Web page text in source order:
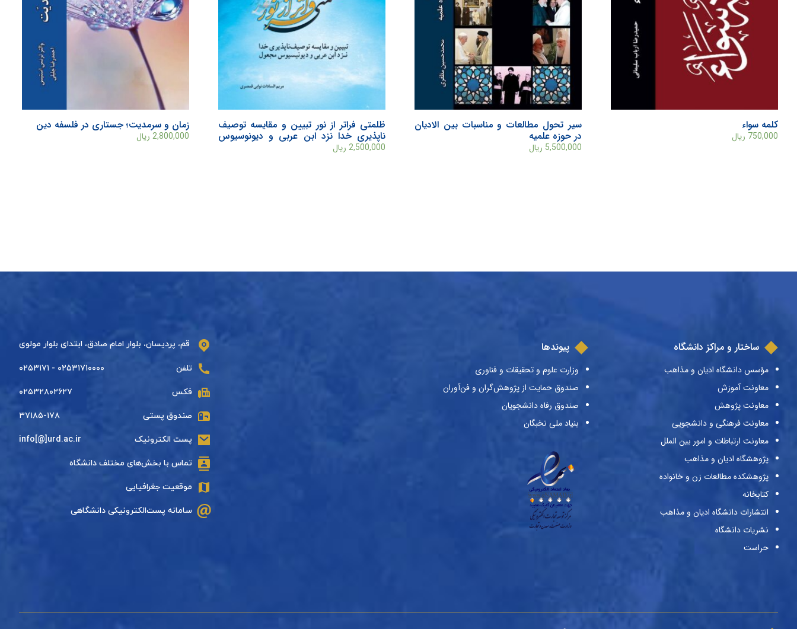
کلمه سواء
750,000 ریال
سیر تحول مطالعات و مناسبات بین الادیان
در حوزه علمیه
5,500,000 ریال
ظلمتی فراتر از نور تبیین و مقایسه توصیف
ناپذیری خدا نزد ابن عربی و دیونوسیوس
مجعول
2,500,000 ریال
زمان و سرمدیت؛ جستاری در فلسفه دین
2,800,000 ریال
ساختار و مراکز دانشگاه
مؤسس دانشگاه ادیان و مذاهب
معاونت آموزش
معاونت پژوهش
معاونت فرهنگی و دانشجویی
معاونت ارتباطات و امور بین الملل
پژوهشگاه ادیان و مذاهب
پژوهشکده مطالعات زن و خانواده
کتابخانه
انتشارات دانشگاه ادیان و مذاهب
نشریات دانشگاه
حراست
پیوندها
وزارت علوم و تحقیقات و فناوری
صندوق حمایت از پژوهش‌گران و فن‌آوران
صندوق رفاه دانشجویان
بنیاد ملی نخبگان
قم، پردیسان، بلوار امام صادق، ابتدای بلوار مولوی
تلفن ۰۲۵۳۱۷۱۰۰۰۰ - ۰۲۵۳۱۷۱
فکس ۰۲۵۳۲۸۰۲۶۲۷
صندوق پستی ۳۷۱۸۵-۱۷۸
پست الکترونیک info[@]urd.ac.ir
تماس با بخش‌های مختلف دانشگاه
موقعیت جغرافیایی
سامانه پست‌الکترونیکی دانشگاهی